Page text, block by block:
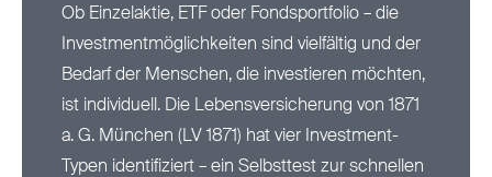
Nachhaltigkeit
Magazin
Ob Einzelaktie, ETF oder Fondsportfolio – die
Investmentmöglichkeiten sind vielfältig und der
Bedarf der Menschen, die investieren möchten,
ist individuell. Die Lebensversicherung von 1871
a. G. München (LV 1871) hat vier Investment-
Typen identifiziert – ein Selbsttest zur schnellen